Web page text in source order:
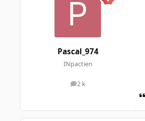
Pascal_974
INpactien
2 k
messages